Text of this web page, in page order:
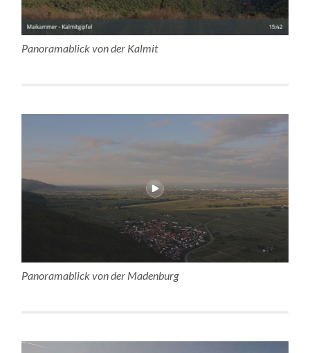
Panoramablick von der Kalmit
Panoramablick von der Madenburg